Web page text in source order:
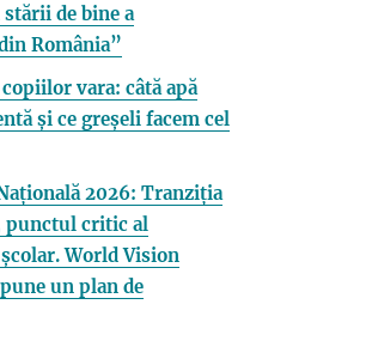
de bine a
România”
vara: câtă apă
și ce greșeli facem cel
2026: Tranziția
punctul critic al
World Vision
un plan de